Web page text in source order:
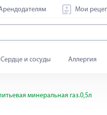
Мои
Сердце и сосуды Аллергия
минеральная газ.0,5л